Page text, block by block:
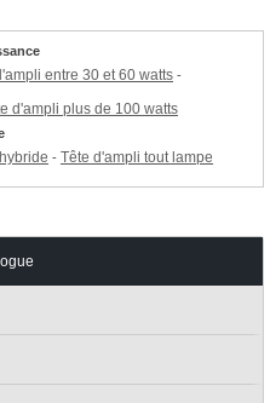
entre 30 et 60 watts -
d'ampli plus de 100 watts
- Tête d'ampli tout lampe